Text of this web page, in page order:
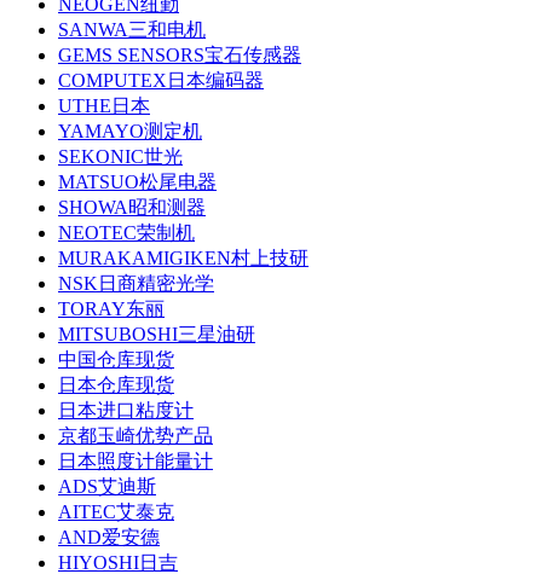
NEOGEN纽勤
SANWA三和电机
GEMS SENSORS宝石传感器
COMPUTEX日本编码器
UTHE日本
YAMAYO测定机
SEKONIC世光
MATSUO松尾电器
SHOWA昭和测器
NEOTEC荣制机
MURAKAMIGIKEN村上技研
NSK日商精密光学
TORAY东丽
MITSUBOSHI三星油研
中国仓库现货
日本仓库现货
日本进口粘度计
京都玉崎优势产品
日本照度计能量计
ADS艾迪斯
AITEC艾泰克
AND爱安德
HIYOSHI日吉